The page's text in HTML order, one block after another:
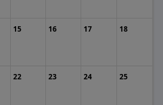
15 16 17 18
22 23 24 25